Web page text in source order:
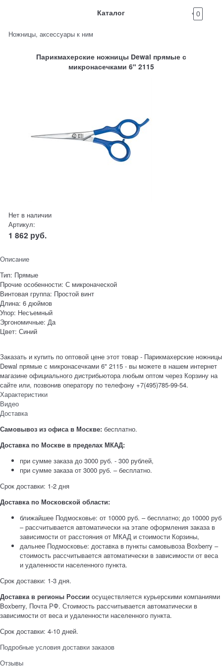
Каталог 0
Ножницы, аксессуары к ним
Парикмахерские ножницы Dewal прямые с
микронасечками 6" 2115
Нет в наличии
Артикул:
1 862 руб.
Описание
Тип: Прямые
Прочие особенности: С микроначеской
Винтовая группа: Простой винт
Длина: 6 дюймов
Упор: Несъемный
Эргономичные: Да
Цвет: Синий
Заказать и купить по оптовой цене этот товар - Парикмахерские ножницы
Dewal прямые с микронасечками 6" 2115 - вы можете в нашем интернет
магазине официального дистрибьютора любым оптом через Корзину на
сайте или, позвонив оператору по телефону +7(495)785-99-54.
Характеристики
Видео
Доставка
Самовывоз из офиса в Москве: бесплатно.
Доставка по Москве в пределах МКАД:
при сумме заказа до 3000 руб. - 300 рублей,
при сумме заказа от 3000 руб. – бесплатно.
Срок доставки: 1-2 дня
Доставка по Московской области:
ближайшее Подмосковье: от 10000 руб. – бесплатно; до 10000 руб
– рассчитывается автоматически на этапе оформления заказа в
зависимости от расстояния от МКАД и стоимости Корзины,
дальнее Подмосковье: доставка в пункты самовывоза Boxberry –
стоимость рассчитывается автоматически в зависимости от веса
и удаленности населенного пункта.
Срок доставки: 1-3 дня.
Доставка в регионы России осуществляется курьерскими компаниями
Boxberry, Почта РФ. Стоимость рассчитывается автоматически в
зависимости от веса и удаленности населенного пункта.
Срок доставки: 4-10 дней.
Подробные условия доставки заказов
Отзывы